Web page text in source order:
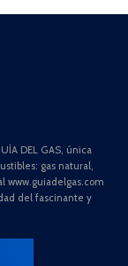
DEL GAS, única
gas natural,
www.guiadelgas.com
del fascinante y